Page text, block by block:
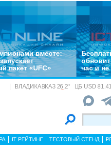
вместе:
пакет «UFC»
час и не
ВЛАДИКАВКАЗ 26.2° ЦБ USD
IT РЕЙТИНГ ТЕСТОВЫЙ СТЕНД